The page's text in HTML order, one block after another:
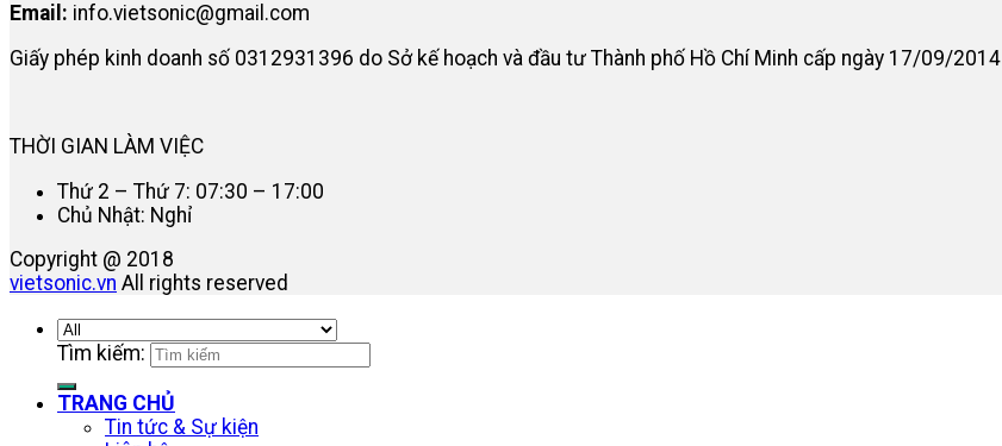
Email: info.vietsonic@gmail.com
Giấy phép kinh doanh số 0312931396 do Sở kế hoạch và đầu tư Thành phố Hồ Chí Minh cấp ngày 17/09/2014
THỜI GIAN LÀM VIỆC
Thứ 2 – Thứ 7: 07:30 – 17:00
Chủ Nhật: Nghỉ
Copyright @ 2018
vietsonic.vn All rights reserved
Tìm kiếm:
TRANG CHỦ
Tin tức & Sự kiện